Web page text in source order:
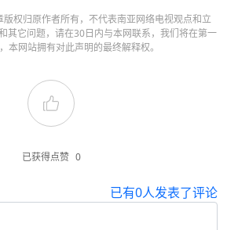
权归原作者所有，不代表南亚网络电视观点和立
其它问题，请在30日内与本网联系，我们将在第一
本网站拥有对此声明的最终解释权。
已获得点赞 0
已有0人发表了评论